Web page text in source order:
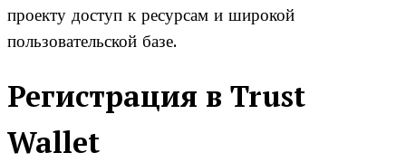
проекту доступ к ресурсам и широкой
пользовательской базе.
Регистрация в Trust
Wallet